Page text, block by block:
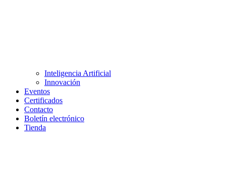
Inteligencia Artificial
Innovación
Eventos
Certificados
Contacto
Boletín electrónico
Tienda